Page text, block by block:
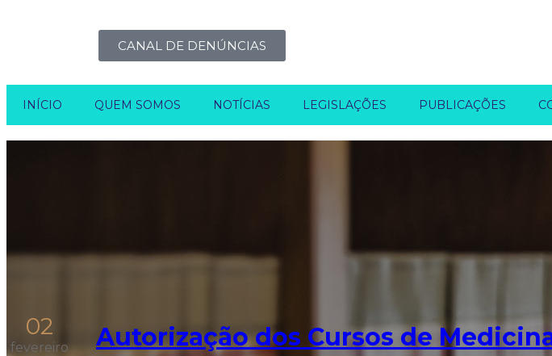
CANAL DE DENÚNCIAS
INÍCIO QUEM SOMOS NOTÍCIAS LEGISLAÇÕES PUBLICAÇÕES
02
fevereiro Autorização dos Cursos de